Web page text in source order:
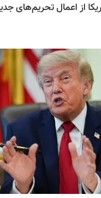
از اعمال تحریم‌های